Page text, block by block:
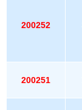
200252
200251